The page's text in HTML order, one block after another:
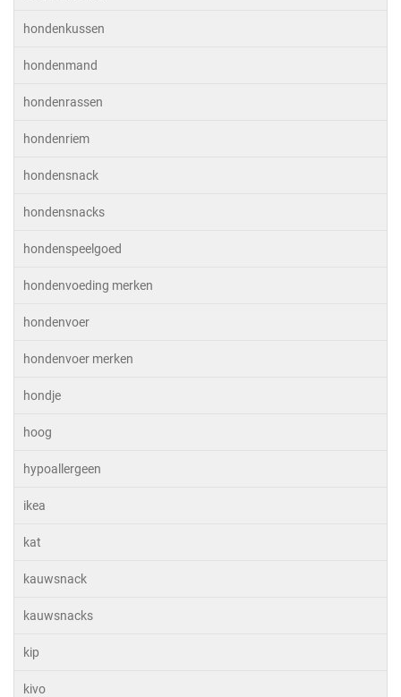
hondenkussen
hondenmand
hondenrassen
hondenriem
hondensnack
hondensnacks
hondenspeelgoed
hondenvoeding merken
hondenvoer
hondenvoer merken
hondje
hoog
hypoallergeen
ikea
kat
kauwsnack
kauwsnacks
kip
kivo